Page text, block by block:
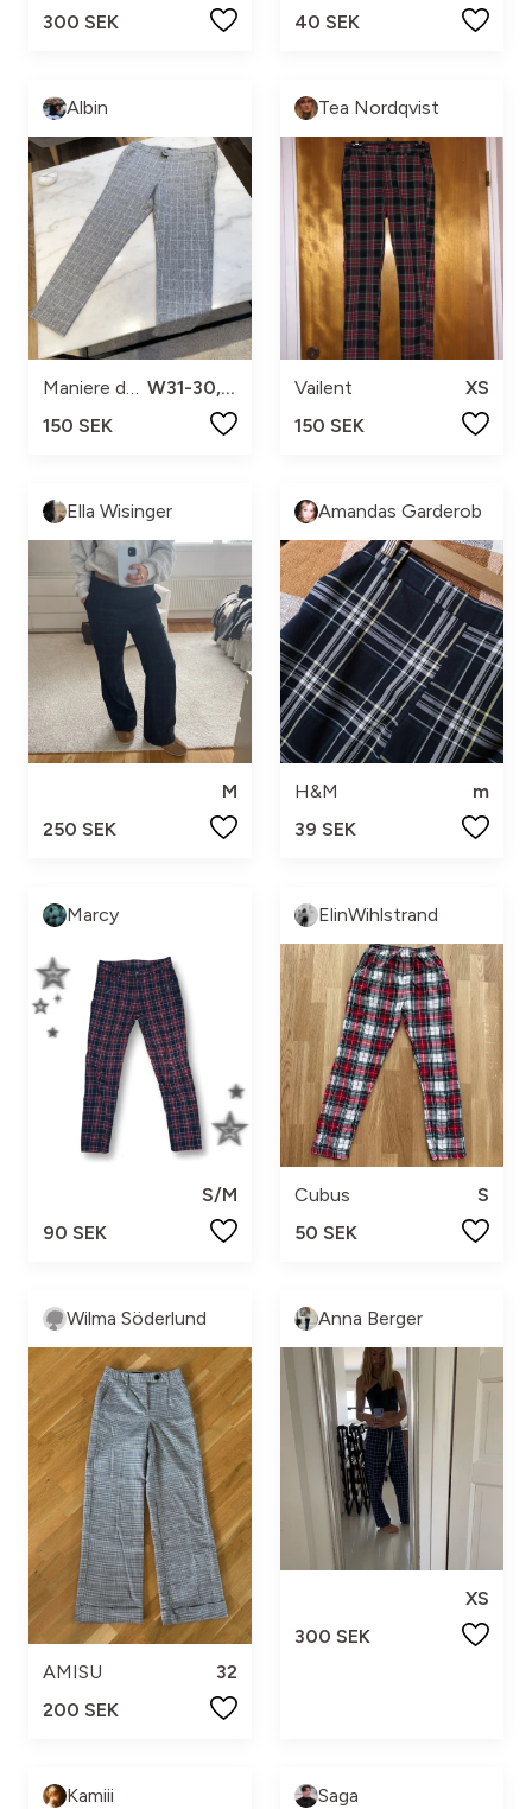
300 SEK 40 SEK
Albin
W31-30, L30
150 SEK
Tea Nordqvist
Vailent
XS
150 SEK
Ella Wisinger
M
250 SEK
Amandas Garderob
H&M
m
39 SEK
Marcy
S/M
90 SEK
ElinWihlstrand
Cubus
S
50 SEK
Wilma Söderlund
AMISU
32
200 SEK
Anna Berger
XS
300 SEK
Kamiii Saga